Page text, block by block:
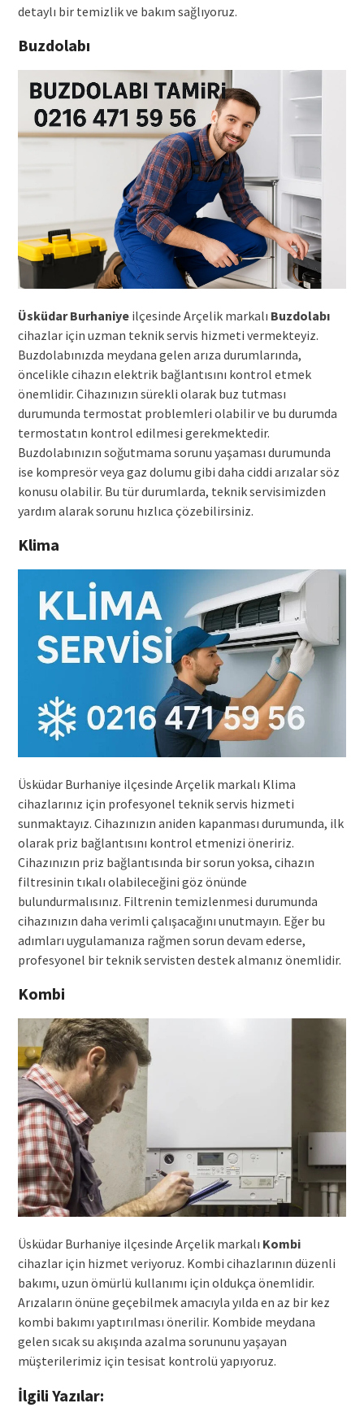
detaylı bir temizlik ve bakım sağlıyoruz.
Buzdolabı
Üsküdar Burhaniyeilçesinde Arçelik markalı Buzdolabı
cihazlar için uzman teknik servis hizmeti vermekteyiz.
Buzdolabınızda meydana gelen arıza durumlarında,
öncelikle cihazın elektrik bağlantısını kontrol etmek
önemlidir. Cihazınızın sürekli olarak buz tutması
durumunda termostat problemleri olabilir ve bu durumda
termostatın kontrol edilmesi gerekmektedir.
Buzdolabınızın soğutmama sorunu yaşaması durumunda
ise kompresör veya gaz dolumu gibi daha ciddi arızalar söz
konusu olabilir. Bu tür durumlarda, teknik servisimizden
yardım alarak sorunu hızlıca çözebilirsiniz.
Klima
Üsküdar Burhaniye ilçesinde Arçelik markalı Klima
cihazlarınız için profesyonel teknik servis hizmeti
sunmaktayız. Cihazınızın aniden kapanması durumunda, ilk
olarak priz bağlantısını kontrol etmenizi öneririz.
Cihazınızın priz bağlantısında bir sorun yoksa, cihazın
filtresinin tıkalı olabileceğini göz önünde
bulundurmalısınız. Filtrenin temizlenmesi durumunda
cihazınızın daha verimli çalışacağını unutmayın. Eğer bu
adımları uygulamanıza rağmen sorun devam ederse,
profesyonel bir teknik servisten destek almanız önemlidir.
Kombi
Üsküdar Burhaniye ilçesinde Arçelik markalı Kombi
cihazlar için hizmet veriyoruz. Kombi cihazlarının düzenli
bakımı, uzun ömürlü kullanımı için oldukça önemlidir.
Arızaların önüne geçebilmek amacıyla yılda en az bir kez
kombi bakımı yaptırılması önerilir. Kombide meydana
gelen sıcak su akışında azalma sorununu yaşayan
müşterilerimiz için tesisat kontrolü yapıyoruz.
İlgili Yazılar: